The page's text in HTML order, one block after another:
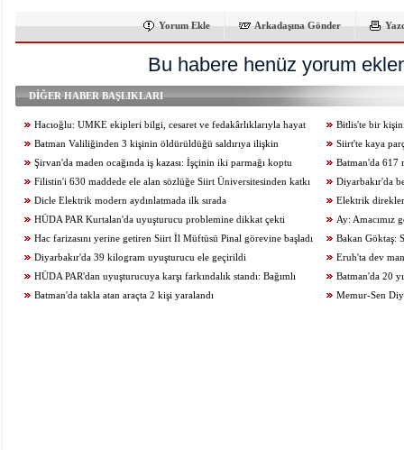
Yorum Ekle Arkadaşına Gönder
Bu habere henüz yorum
DİĞER HABER BAŞLIKLARI
Hacıoğlu: UMKE ekipleri bilgi, cesaret ve fedakârlıklarıyla hayat
kurtarıyor
Bitlis'te bir
Batman Valiliğinden 3 kişinin öldürüldüğü saldırıya ilişkin
açıklama
Siirt'te kaya
kaybetti
Şirvan'da maden ocağında iş kazası: İşçinin iki parmağı koptu
Batman'da 617
Filistin'i 630 maddede ele alan sözlüğe Siirt Üniversitesinden katkı
Diyarbakır'da
kurtuldu
Dicle Elektrik modern aydınlatmada ilk sırada
Elektrik
HÜDA PAR Kurtalan'da uyuşturucu problemine dikkat çekti
Ay: Amacımız
zamanda üreten
Hac farizasını yerine getiren Siirt İl Müftüsü Pinal görevine başladı
Bakan Göktaş:
geçiriyoruz
Diyarbakır'da 39 kilogram uyuşturucu ele geçirildi
Eruh'ta dev
HÜDA PAR'dan uyuşturucuya karşı farkındalık standı: Bağımlı
olma, hür ol
Batman'da 20
Batman'da takla atan araçta 2 kişi yaralandı
Memur-Sen